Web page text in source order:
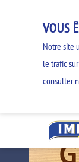
VOUS
Notre site
le trafic
consulter